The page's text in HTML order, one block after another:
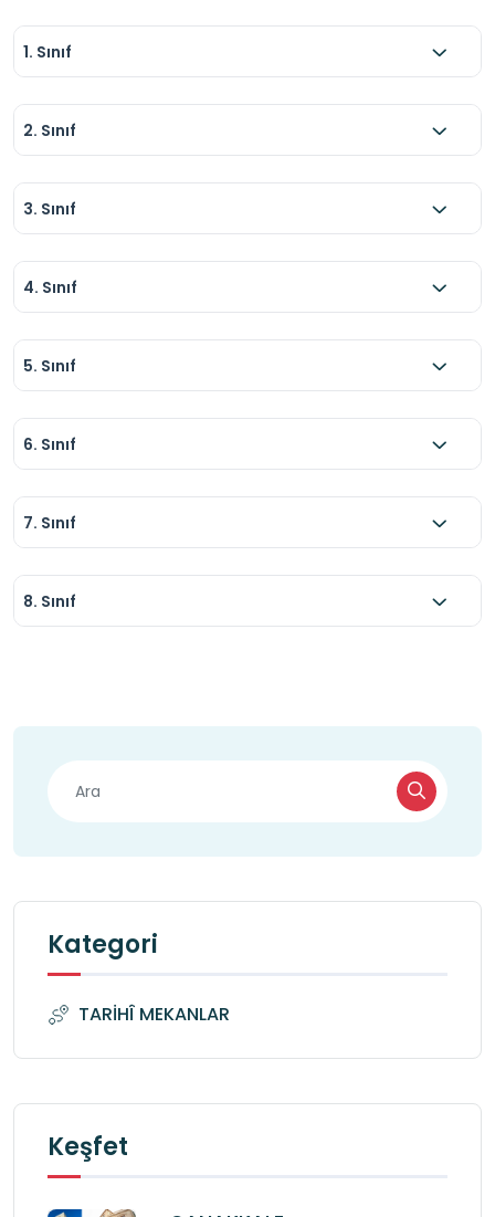
1. Sınıf
2. Sınıf
3. Sınıf
4. Sınıf
5. Sınıf
6. Sınıf
7. Sınıf
8. Sınıf
Kategori
TARİHÎ MEKANLAR
Keşfet